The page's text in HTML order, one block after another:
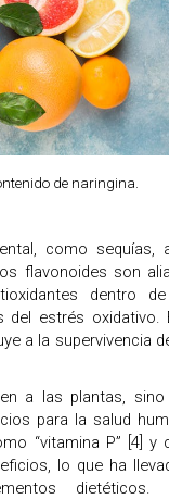
de naringina.
como sequías,
flavonoides son
dentro
del estrés oxidativo.
a la supervivencia
a las plantas, sino
para la salud
“vitamina P” [4] y
lo que ha
dietéticos.